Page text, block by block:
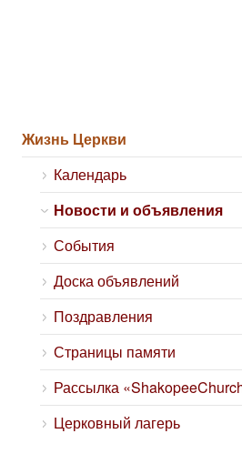
Жизнь Церкви
Календарь
Новости и объявления
События
Доска объявлений
Поздравления
Страницы памяти
Рассылка
Церковный лагерь